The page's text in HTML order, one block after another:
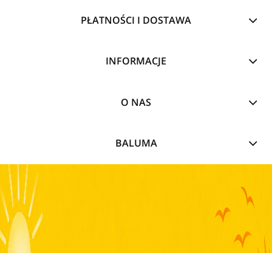
PŁATNOŚCI I DOSTAWA
INFORMACJE
O NAS
BALUMA